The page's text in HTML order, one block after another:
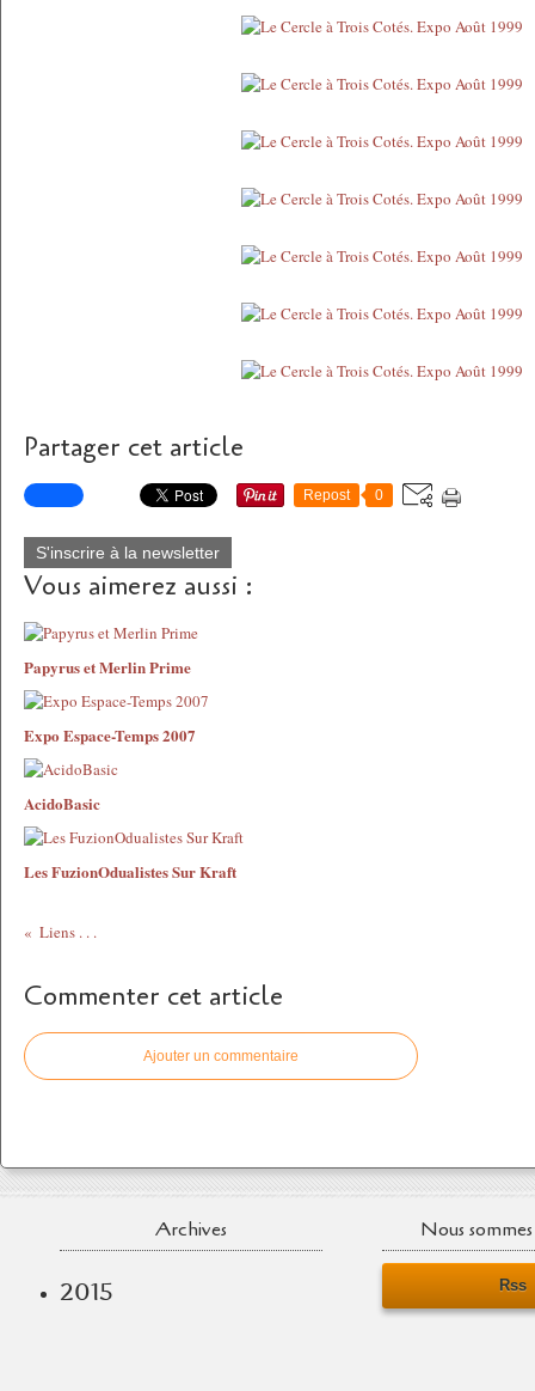
Partager cet article
Repost 0
S'inscrire à la newsletter
Vous aimerez aussi :
Papyrus et Merlin Prime
Expo Espace-Temps 2007
AcidoBasic
Les FuzionOdualistes Sur Kraft
Liens . . .
Commenter cet article
Ajouter un commentaire
Archives
2015
Nous
Rss